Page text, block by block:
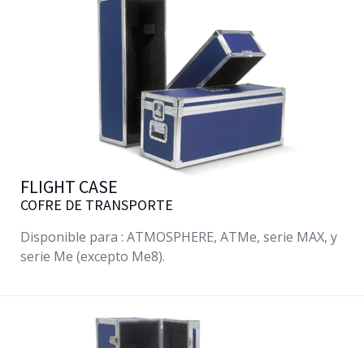
FLIGHT CASE
COFRE DE TRANSPORTE
Disponible para : ATMOSPHERE, ATMe, serie MAX, y
serie Me (excepto Me8).